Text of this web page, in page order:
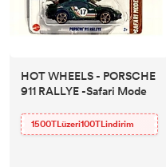
HOT WHEELS - PORSCHE
911 RALLYE -Safari Mode
1500TLüzeri100TLindirim